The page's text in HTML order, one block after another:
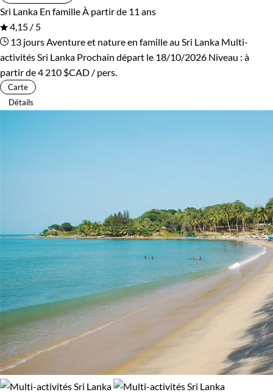
Sri Lanka En famille À partir de 11 ans
4,15 / 5
13 jours Aventure et nature en famille au Sri Lanka Multi-
activités Sri Lanka Prochain départ le 18/10/2026 Niveau : à
partir de4 210 $CAD / pers.
Carte
Détails